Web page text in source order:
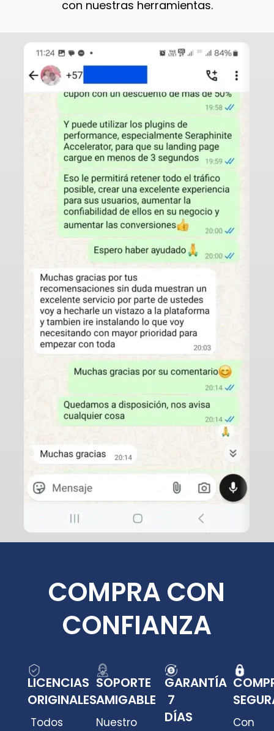
con nuestras herramientas.
COMPRA CON
CONFIANZA
LICENCIAS
ORIGINALES
Todos
SOPORTE
AMIGABLE
Nuestro
GARANTÍA
7
DÍAS
Con